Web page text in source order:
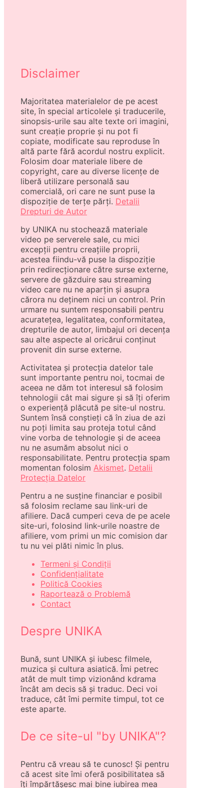
Disclaimer
Majoritatea materialelor de pe acest
site, în special articolele și traducerile,
sinopsis-urile sau alte texte ori imagini,
sunt creație proprie și nu pot fi
copiate, modificate sau reproduse în
altă parte fără acordul nostru explicit.
Folosim doar materiale libere de
copyright, care au diverse licențe de
liberă utilizare personală sau
comercială, ori care ne sunt puse la
dispoziție de terțe părți. Detalii
Drepturi de Autor
by UNIKA nu stochează materiale
video pe serverele sale, cu mici
excepții pentru creațiile proprii,
acestea fiindu-vă puse la dispoziție
prin redirecționare către surse externe,
servere de găzduire sau streaming
video care nu ne aparțin și asupra
cărora nu deținem nici un control. Prin
urmare nu suntem responsabili pentru
acuratețea, legalitatea, conformitatea,
drepturile de autor, limbajul ori decența
sau alte aspecte al oricărui conținut
provenit din surse externe.
Activitatea și protecția datelor tale
sunt importante pentru noi, tocmai de
aceea ne dăm tot interesul să folosim
tehnologii cât mai sigure și să îți oferim
o experiență plăcută pe site-ul nostru.
Suntem însă conștieți că în ziua de azi
nu poți limita sau proteja totul când
vine vorba de tehnologie și de aceea
nu ne asumăm absolut nici o
responsabilitate. Pentru protecția spam
momentan folosim Akismet. Detalii
Protecția Datelor
Pentru a ne susține financiar e posibil
să folosim reclame sau link-uri de
afiliere. Dacă cumperi ceva de pe acele
site-uri, folosind link-urile noastre de
afiliere, vom primi un mic comision dar
tu nu vei plăti nimic în plus.
Termeni și Condiții
Confidențialitate
Politică Cookies
Raportează o Problemă
Contact
Despre UNIKA
Bună, sunt UNIKA și iubesc filmele,
muzica și cultura asiatică. Îmi petrec
atât de mult timp vizionând kdrama
încât am decis să și traduc. Deci voi
traduce, cât îmi permite timpul, tot ce
este aparte.
De ce site-ul "by UNIKA"?
Pentru că vreau să te cunosc! Și pentru
că acest site îmi oferă posibilitatea să
îți împărtășesc mai bine iubirea mea